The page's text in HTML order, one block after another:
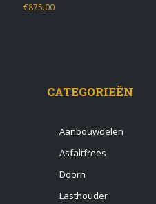
€875.00
CATEGORIEËN
Aanbouwdelen
Asfaltfrees
Doorn
Lasthouder